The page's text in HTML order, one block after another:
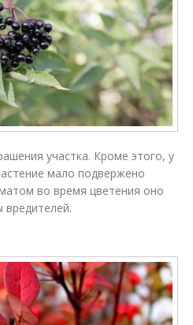
участка. Кроме этого, у
мало подвержено
во время цветения оно
вредителей.